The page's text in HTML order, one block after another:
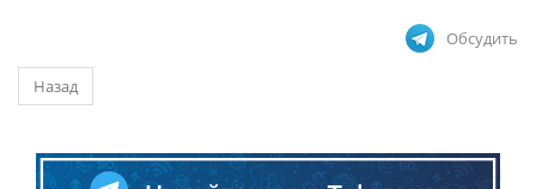
Обсудить
Назад